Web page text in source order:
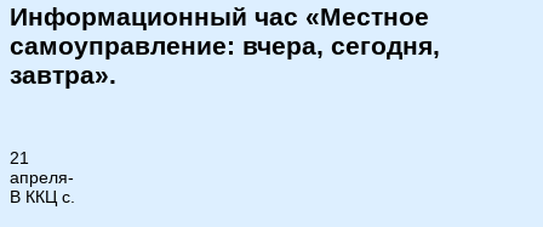
Информационный час «Местное
самоуправление: вчера, сегодня,
завтра».
21
апреля-
В ККЦ с.